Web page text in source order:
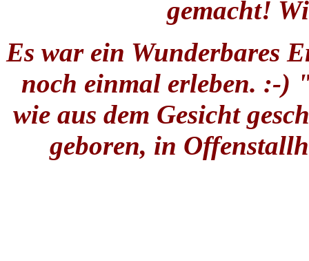
gemacht!
Es war ein Wunderbares
noch einmal erleben. :-)
wie aus dem Gesicht
geboren, in